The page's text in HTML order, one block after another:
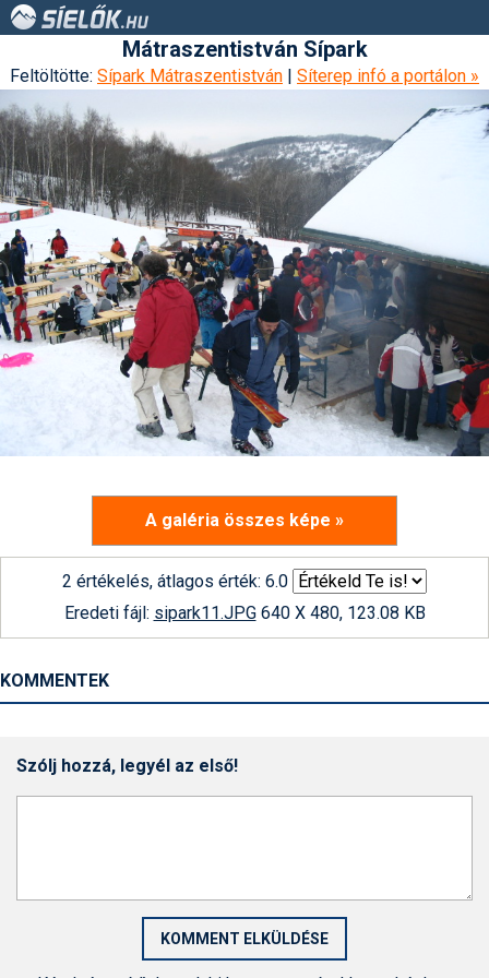
Mátraszentistván Sípark
Feltöltötte: Sípark Mátraszentistván | Síterep infó a portálon »
A galéria összes képe »
2 értékelés, átlagos érték: 6.0
Eredeti fájl: sipark11.JPG640 X 480, 123.08 KB
KOMMENTEK
Szólj hozzá, legyél az első!